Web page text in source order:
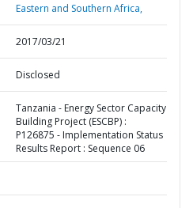
Eastern and Southern Africa,
2017/03/21
Disclosed
Tanzania - Energy Sector Capacity
Building Project (ESCBP) :
P126875 - Implementation Status
Results Report : Sequence 06